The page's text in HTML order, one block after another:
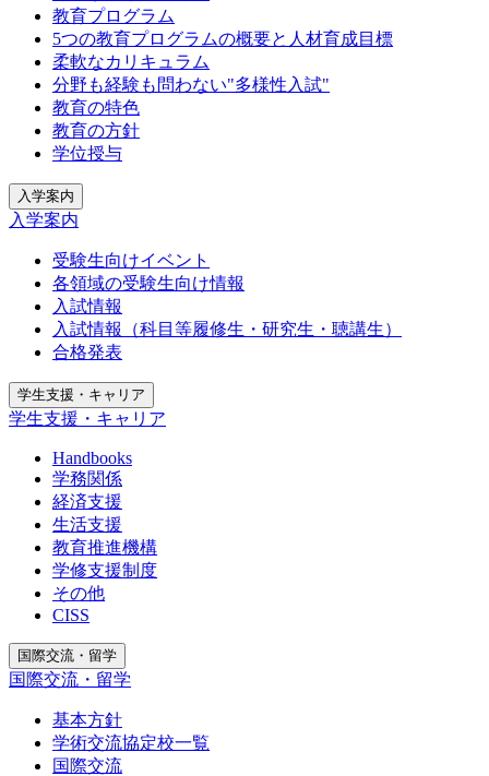
教育プログラム
5つの教育プログラムの概要と人材育成目標
柔軟なカリキュラム
分野も経験も問わない"多様性入試"
教育の特色
教育の方針
学位授与
入学案内
入学案内
受験生向けイベント
各領域の受験生向け情報
入試情報
入試情報（科目等履修生・研究生・聴講生）
合格発表
学生支援・キャリア
学生支援・キャリア
Handbooks
学務関係
経済支援
生活支援
教育推進機構
学修支援制度
その他
CISS
国際交流・留学
国際交流・留学
基本方針
学術交流協定校一覧
国際交流